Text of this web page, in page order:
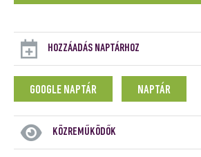
HOZZÁADÁS NAPTÁRHOZ
GOOGLE NAPTÁR NAPTÁR
KÖZREMŰKÖDŐK